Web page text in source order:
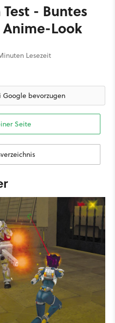
- Buntes
Look
Lesezeit
bevorzugen
Seite